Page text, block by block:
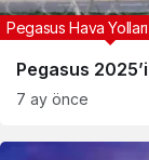
Pegasus
Pegasus Hava
7 ay önce